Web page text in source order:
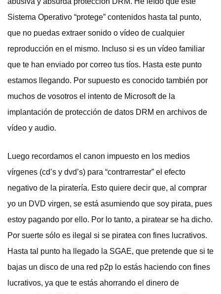
Sistema Operativo “protege” contenidos hasta tal punto,
que no puedas extraer sonido o vídeo de cualquier
reproducción en el mismo. Incluso si es un vídeo familiar
que te han enviado por correo tus tíos. Hasta este punto
estamos llegando. Por supuesto es conocido también por
muchos de vosotros el intento de Microsoft de la
implantación de protección de datos DRM en archivos de
vídeo y audio.
Luego recordamos el canon impuesto en los medios
vírgenes (cd’s y dvd’s) para “contrarrestar” el efecto
negativo de la piratería. Esto quiere decir que, al comprar
yo un DVD virgen, se está asumiendo que soy pirata, pues
estoy pagando por ello. Por lo tanto, a piratear se ha dicho.
Por suerte sólo es ilegal si se piratea con fines lucrativos.
Hasta tal punto ha llegado la SGAE, que pretende que si te
bajas un disco de una red p2p lo estás haciendo con fines
lucrativos, ya que te estás ahorrando el dinero de